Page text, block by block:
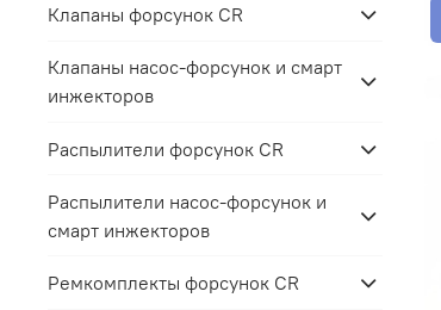
Клапаны форсунок CR
Клапаны насос-форсунок и смарт
инжекторов
Распылители форсунок CR
Распылители насос-форсунок и
смарт инжекторов
Ремкомплекты форсунок CR